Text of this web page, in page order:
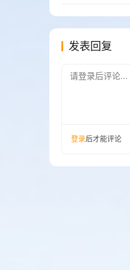
发表回复
请登录后评论...
登录后才能评论